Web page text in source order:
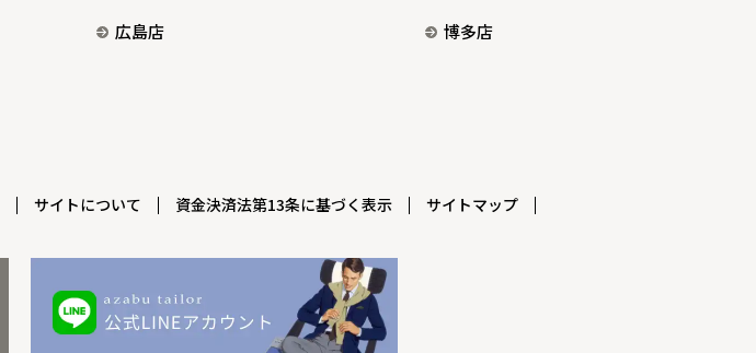
広島店
博多店
サイトについて 資金決済法第13条に基づく表示 サイトマップ